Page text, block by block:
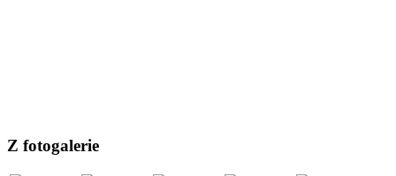
Z fotogalerie